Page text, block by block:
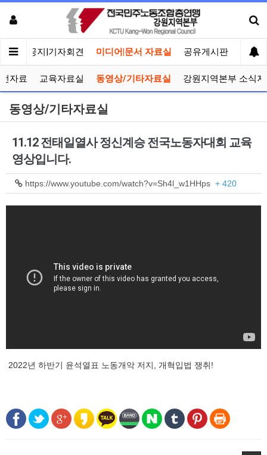
인 공지|기자회견 미디어|문서 자료실 공유게시판 선거
자료 교육자료실 동영상/기타자료실 강원지역본부 소식지
동영상/기타자료실
11.12 전태일열사 정신계승 전국노동자대회 교육
영상입니다.
https://www.youtube.com/watch?v=Sh4l_w1HHps + 420
2022년 하반기 윤석열표 노동개악 저지, 개혁입법 쟁취!